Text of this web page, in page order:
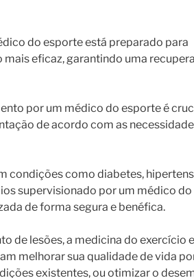
do esporte está preparado para
eficaz, garantindo uma
por um médico do esporte é
de acordo com as
condições como diabetes,
supervisionado por um médico do
de forma segura e benéfica.
de lesões, a medicina do exercício
melhorar sua qualidade de vida
existentes, ou otimizar o